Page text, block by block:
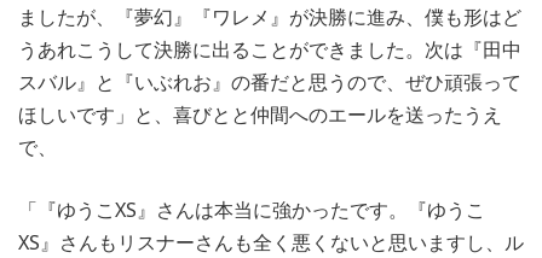
ましたが、『夢幻』『ワレメ』が決勝に進み、僕も形はど
うあれこうして決勝に出ることができました。次は『田中
スバル』と『いぶれお』の番だと思うので、ぜひ頑張って
ほしいです」と、喜びとと仲間へのエールを送ったうえ
で、
「『ゆうこXS』さんは本当に強かったです。『ゆうこ
XS』さんもリスナーさんも全く悪くないと思いますし、ル